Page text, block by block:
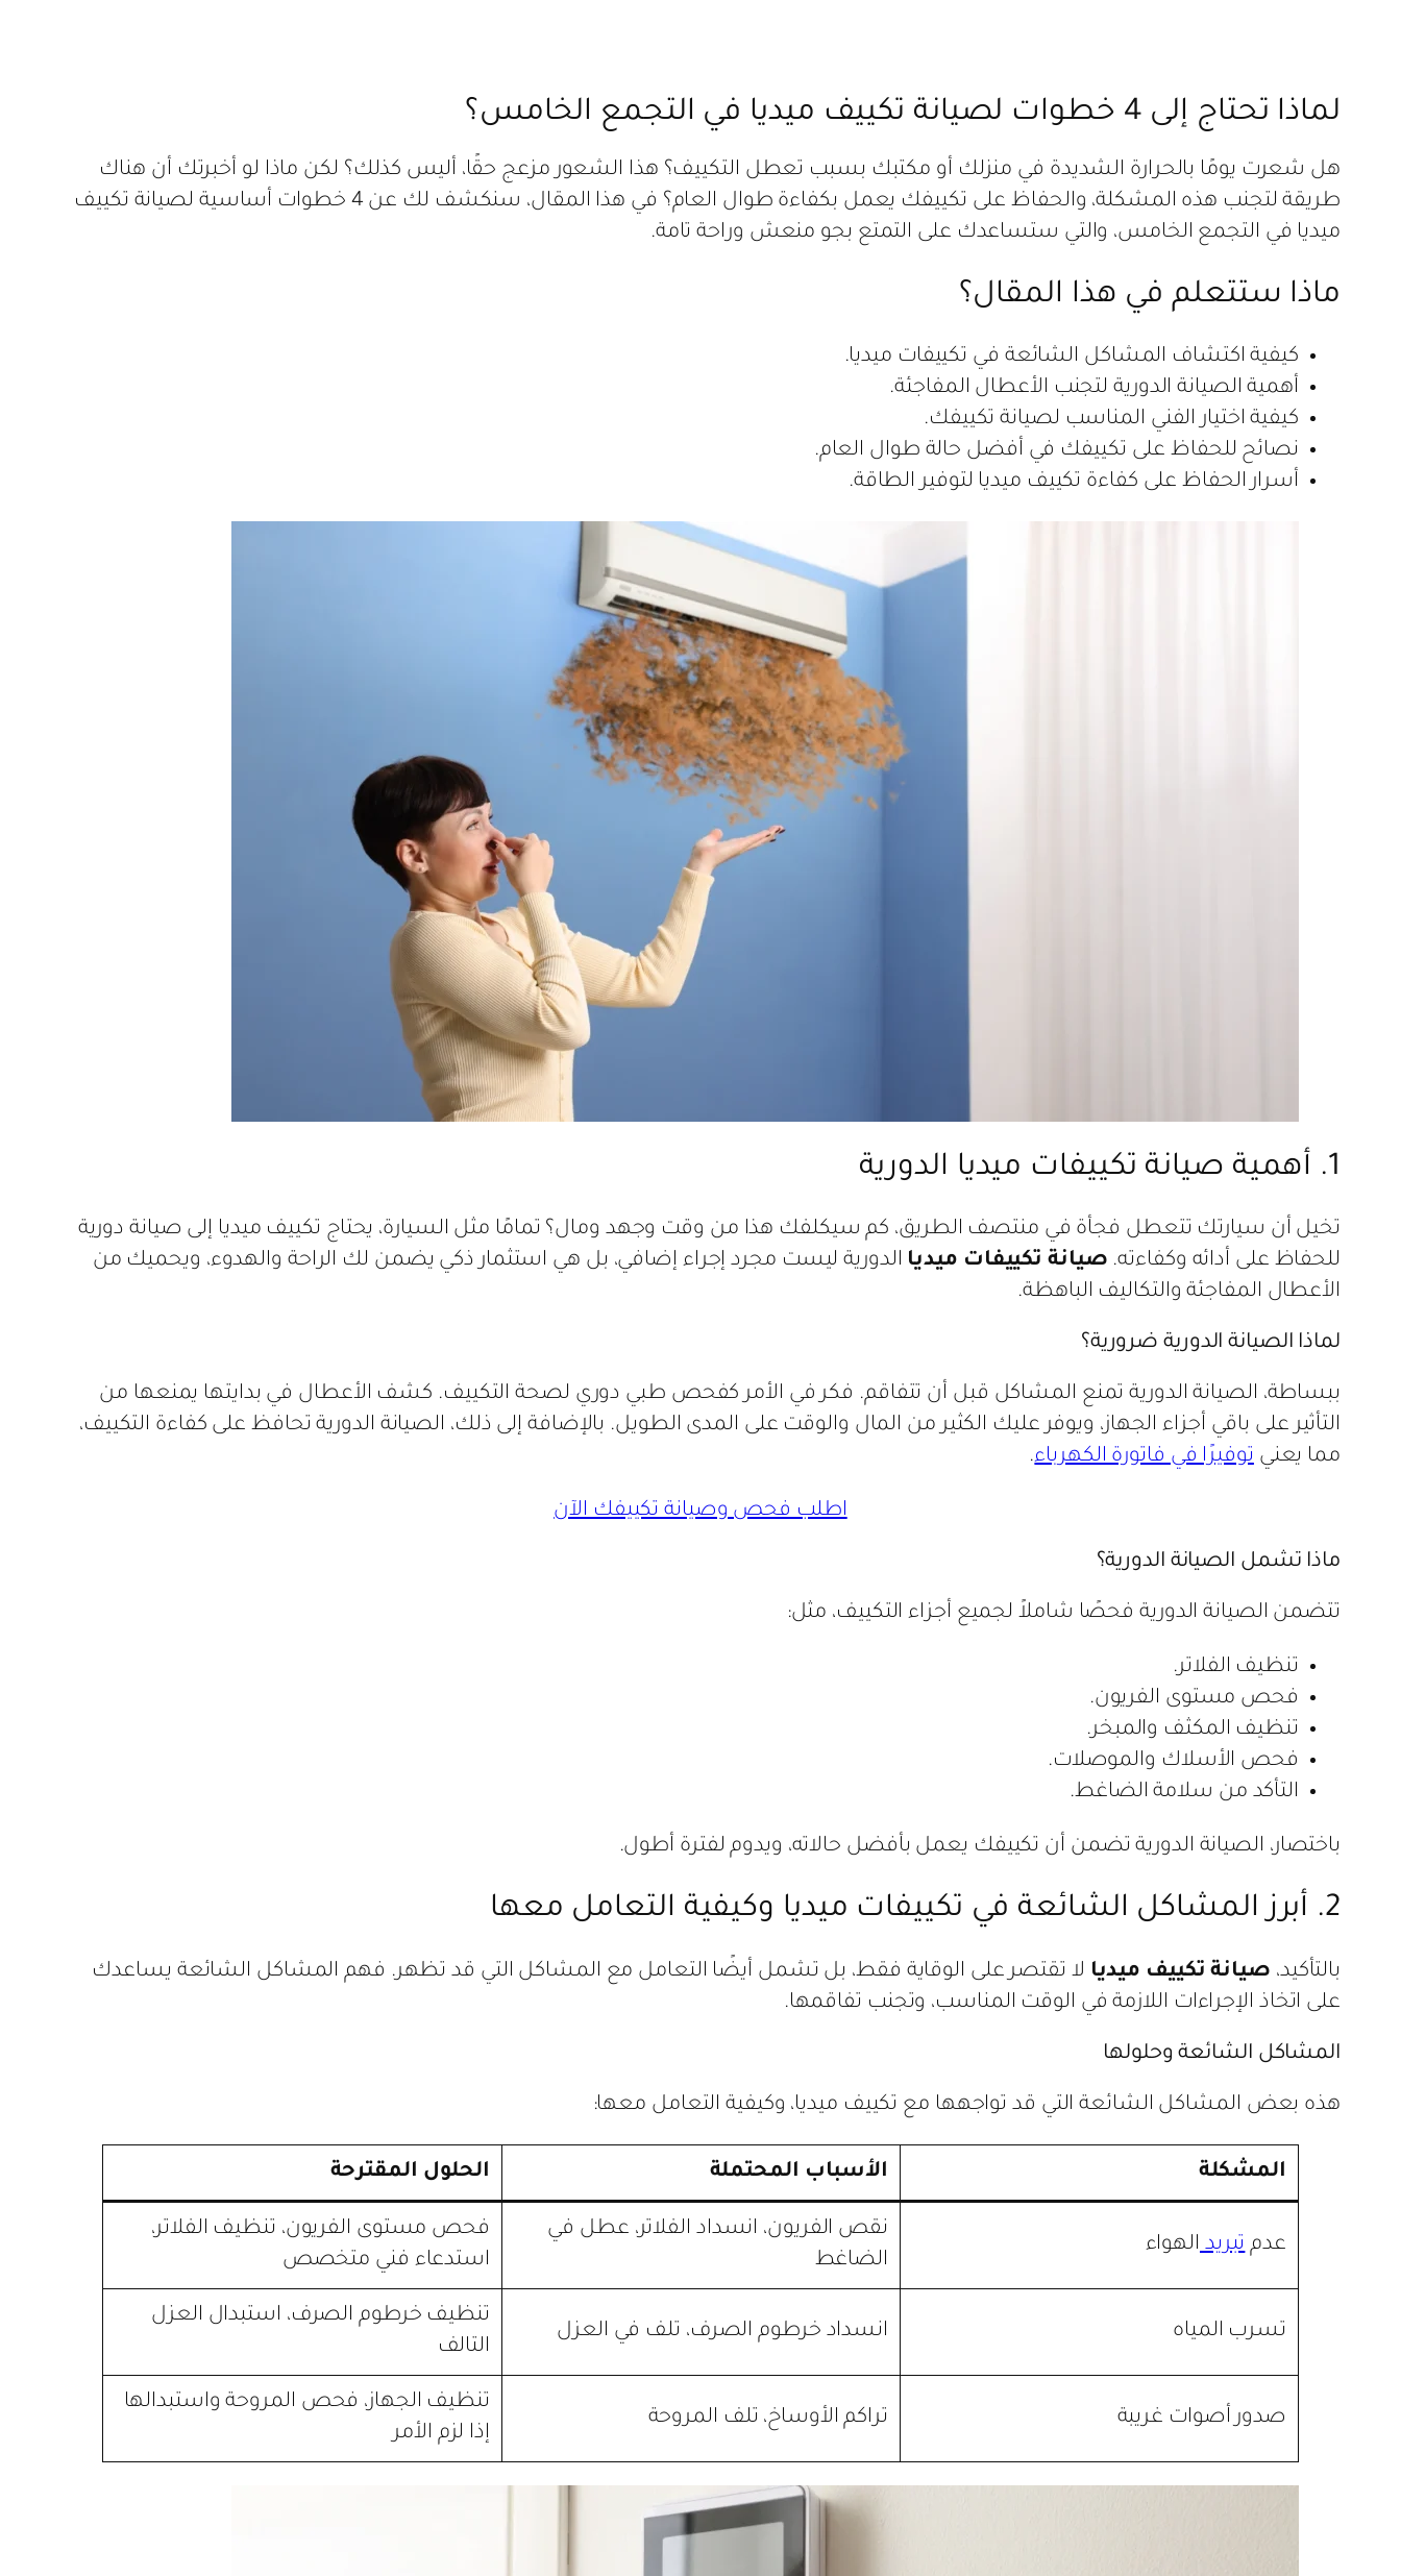
لماذا تحتاج إلى 4 خطوات لصيانة تكييف ميديا في التجمع الخامس؟
هل شعرت يومًا بالحرارة الشديدة في منزلك أو مكتبك بسبب تعطل التكييف؟ هذا الشعور مزعج حقًا، أليس كذلك؟ لكن ماذا لو أخبرتك أن هناك
طريقة لتجنب هذه المشكلة، والحفاظ على تكييفك يعمل بكفاءة طوال العام؟ في هذا المقال، سنكشف لك عن 4 خطوات أساسية لصيانة تكييف
ميديا في التجمع الخامس، والتي ستساعدك على التمتع بجو منعش وراحة تامة.
ماذا ستتعلم في هذا المقال؟
كيفية اكتشاف المشاكل الشائعة في تكييفات ميديا.
أهمية الصيانة الدورية لتجنب الأعطال المفاجئة.
كيفية اختيار الفني المناسب لصيانة تكييفك.
نصائح للحفاظ على تكييفك في أفضل حالة طوال العام.
أسرار الحفاظ على كفاءة تكييف ميديا لتوفير الطاقة.
1. أهمية صيانة تكييفات ميديا الدورية
تخيل أن سيارتك تتعطل فجأة في منتصف الطريق، كم سيكلفك هذا من وقت وجهد ومال؟ تمامًا مثل السيارة، يحتاج تكييف ميديا إلى صيانة دورية
للحفاظ على أدائه وكفاءته. صيانة تكييفات ميديا الدورية ليست مجرد إجراء إضافي، بل هي استثمار ذكي يضمن لك الراحة والهدوء، ويحميك من
الأعطال المفاجئة والتكاليف الباهظة.
لماذا الصيانة الدورية ضرورية؟
ببساطة، الصيانة الدورية تمنع المشاكل قبل أن تتفاقم. فكر في الأمر كفحص طبي دوري لصحة التكييف. كشف الأعطال في بدايتها يمنعها من
التأثير على باقي أجزاء الجهاز، ويوفر عليك الكثير من المال والوقت على المدى الطويل. بالإضافة إلى ذلك، الصيانة الدورية تحافظ على كفاءة التكييف،
مما يعنيتوفيرًا في فاتورة الكهرباء.
اطلب فحص وصيانة تكييفك الآن
ماذا تشمل الصيانة الدورية؟
تتضمن الصيانة الدورية فحصًا شاملاً لجميع أجزاء التكييف، مثل:
تنظيف الفلاتر.
فحص مستوى الفريون.
تنظيف المكثف والمبخر.
فحص الأسلاك والموصلات.
التأكد من سلامة الضاغط.
باختصار، الصيانة الدورية تضمن أن تكييفك يعمل بأفضل حالاته، ويدوم لفترة أطول.
2. أبرز المشاكل الشائعة في تكييفات ميديا وكيفية التعامل معها
بالتأكيد، صيانة تكييف ميديا لا تقتصر على الوقاية فقط، بل تشمل أيضًا التعامل مع المشاكل التي قد تظهر. فهم المشاكل الشائعة يساعدك
على اتخاذ الإجراءات اللازمة في الوقت المناسب، وتجنب تفاقمها.
المشاكل الشائعة وحلولها
هذه بعض المشاكل الشائعة التي قد تواجهها مع تكييف ميديا، وكيفية التعامل معها:
المشكلة الأسباب المحتملة الحلول المقترحة
عدمتبريدالهواء
نقص الفريون، انسداد الفلاتر، عطل في
الضاغط
فحص مستوى الفريون، تنظيف الفلاتر،
استدعاء فني متخصص
تسرب المياه انسداد خرطوم الصرف، تلف في العزل
تنظيف خرطوم الصرف، استبدال العزل
التالف
صدور أصوات غريبة تراكم الأوساخ، تلف المروحة
تنظيف الجهاز، فحص المروحة واستبدالها
إذا لزم الأمر